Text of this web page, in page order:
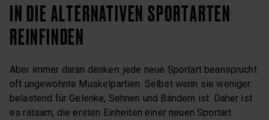
IN DIE ALTERNATIVEN SPORTARTEN
REINFINDEN
Aber immer daran denken: jede neue Sportart beansprucht
oft ungewohnte Muskelpartien. Selbst wenn sie weniger
belastend für Gelenke, Sehnen und Bändern ist. Daher ist
es ratsam, die ersten Einheiten einer neuen Sportart